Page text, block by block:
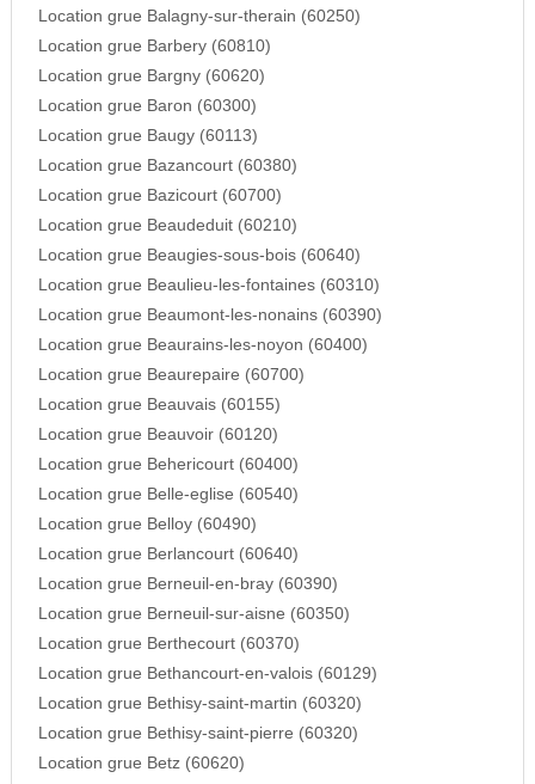
Location grue Balagny-sur-therain (60250)
Location grue Barbery (60810)
Location grue Bargny (60620)
Location grue Baron (60300)
Location grue Baugy (60113)
Location grue Bazancourt (60380)
Location grue Bazicourt (60700)
Location grue Beaudeduit (60210)
Location grue Beaugies-sous-bois (60640)
Location grue Beaulieu-les-fontaines (60310)
Location grue Beaumont-les-nonains (60390)
Location grue Beaurains-les-noyon (60400)
Location grue Beaurepaire (60700)
Location grue Beauvais (60155)
Location grue Beauvoir (60120)
Location grue Behericourt (60400)
Location grue Belle-eglise (60540)
Location grue Belloy (60490)
Location grue Berlancourt (60640)
Location grue Berneuil-en-bray (60390)
Location grue Berneuil-sur-aisne (60350)
Location grue Berthecourt (60370)
Location grue Bethancourt-en-valois (60129)
Location grue Bethisy-saint-martin (60320)
Location grue Bethisy-saint-pierre (60320)
Location grue Betz (60620)